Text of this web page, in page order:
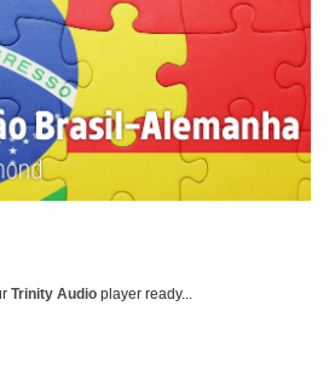
Trinity Audio player ready...